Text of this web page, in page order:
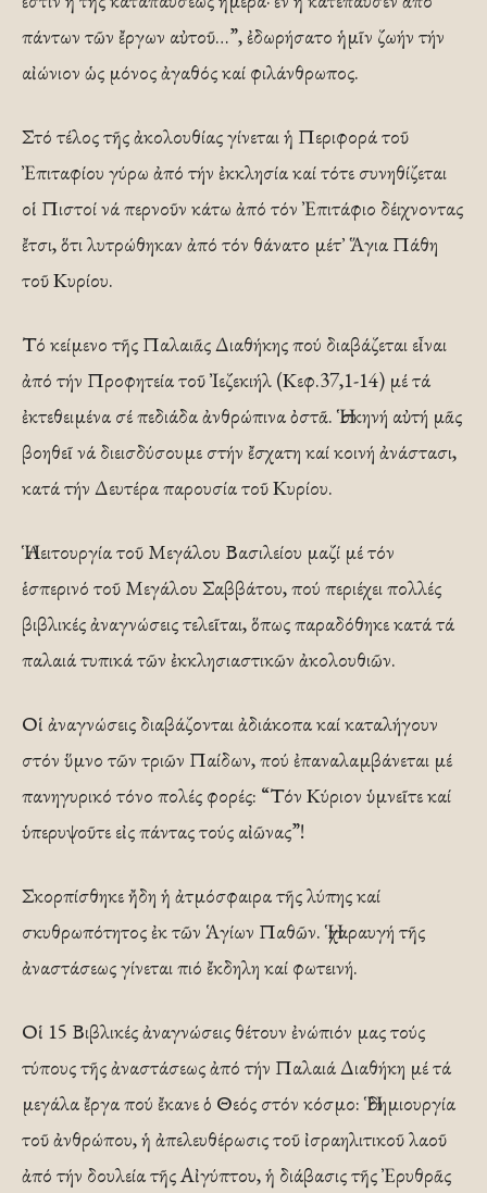
πάντων τῶν ἔργων αὐτοῦ…”, ἐδωρήσατο ἡμῖν ζωήν τήν
αἰώνιον ὡς μόνος ἀγαθός καί φιλάνθρωπος.
Στό τέλος τῆς ἀκολουθίας γίνεται ἡ Περιφορά τοῦ
Ἐπιταφίου γύρω ἀπό τήν ἐκκλησία καί τότε συνηθίζεται
οἱ Πιστοί νά περνοῦν κάτω ἀπό τόν Ἐπιτάφιο δέιχνοντας
ἔτσι, ὅτι λυτρώθηκαν ἀπό τόν θάνατο μέτ᾿ Ἅγια Πάθη
τοῦ Κυρίου.
Τό κείμενο τῆς Παλαιᾶς Διαθήκης πού διαβάζεται εἶναι
ἀπό τήν Προφητεία τοῦ Ἰεζεκιήλ (Κεφ.37,1-14) μέ τά
ἐκτεθειμένα σέ πεδιάδα ἀνθρώπινα ὀστᾶ. Ἡ σκηνή αὐτή μᾶς
βοηθεῖ νά διεισδύσουμε στήν ἔσχατη καί κοινή ἀνάστασι,
κατά τήν Δευτέρα παρουσία τοῦ Κυρίου.
Ἡ Λειτουργία τοῦ Μεγάλου Βασιλείου μαζί μέ τόν
ἑσπερινό τοῦ Μεγάλου Σαββάτου, πού περιέχει πολλές
βιβλικές ἀναγνώσεις τελεῖται, ὅπως παραδόθηκε κατά τά
παλαιά τυπικά τῶν ἐκκλησιαστικῶν ἀκολουθιῶν.
Οἱ ἀναγνώσεις διαβάζονται ἀδιάκοπα καί καταλήγουν
στόν ὕμνο τῶν τριῶν Παίδων, πού ἐπαναλαμβάνεται μέ
πανηγυρικό τόνο πολές φορές: “Τόν Κύριον ὑμνεῖτε καί
ὑπερυψοῦτε εἰς πάντας τούς αἰῶνας”!
Σκορπίσθηκε ἤδη ἡ ἀτμόσφαιρα τῆς λύπης καί
σκυθρωπότητος ἐκ τῶν Ἁγίων Παθῶν. Ἡ χαραυγή τῆς
ἀναστάσεως γίνεται πιό ἔκδηλη καί φωτεινή.
Οἱ 15 Βιβλικές ἀναγνώσεις θέτουν ἐνώπιόν μας τούς
τύπους τῆς ἀναστάσεως ἀπό τήν Παλαιά Διαθήκη μέ τά
μεγάλα ἔργα πού ἔκανε ὁ Θεός στόν κόσμο: Ἡ δημιουργία
τοῦ ἀνθρώπου, ἡ ἀπελευθέρωσις τοῦ ἰσραηλιτικοῦ λαοῦ
ἀπό τήν δουλεία τῆς Αἰγύπτου, ἡ διάβασις τῆς Ἐρυθρᾶς